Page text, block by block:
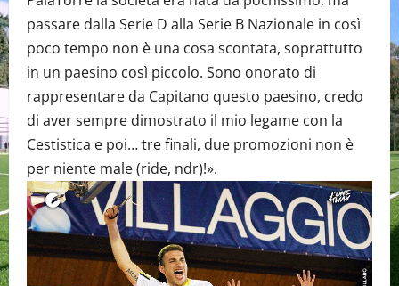
passare dalla Serie D alla Serie B Nazionale in così
poco tempo non è una cosa scontata, soprattutto
in un paesino così piccolo. Sono onorato di
rappresentare da Capitano questo paesino, credo
di aver sempre dimostrato il mio legame con la
Cestistica e poi… tre finali, due promozioni non è
per niente male (ride, ndr)!».